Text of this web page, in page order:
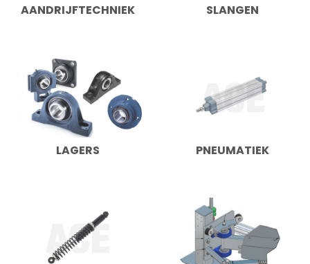
AANDRIJFTECHNIEK SLANGEN
LAGERS PNEUMATIEK